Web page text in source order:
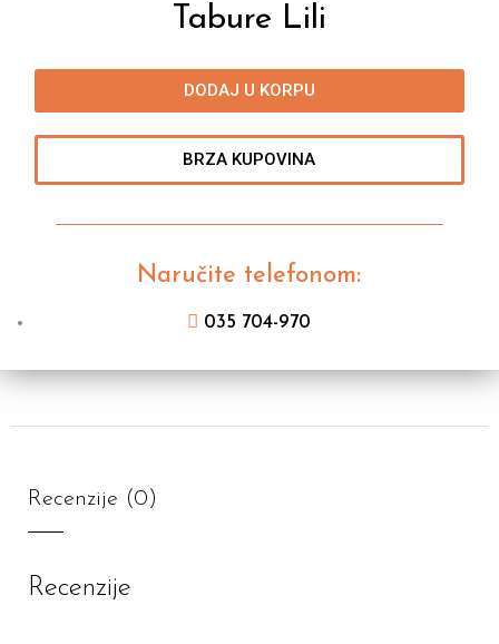
Tabure Lili
DODAJ U KORPU
BRZA KUPOVINA
Naručite telefonom:
035 704-970
Recenzije (0)
Recenzije